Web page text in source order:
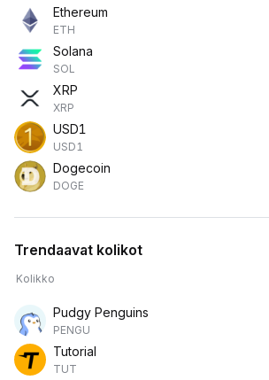
Ethereum
ETH
Solana
SOL
XRP
XRP
USD1
USD1
Dogecoin
DOGE
Trendaavat kolikot
Kolikko
Pudgy Penguins
PENGU
Tutorial
TUT